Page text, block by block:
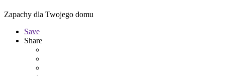
Zapachy dla Twojego domu
Save
Share